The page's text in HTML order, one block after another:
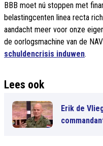
BBB moet nú stoppen met
belastingcenten linea recta
aandacht meer voor onze
de oorlogsmachine van de
schuldencrisis induwen.
Lees ook
Erik de